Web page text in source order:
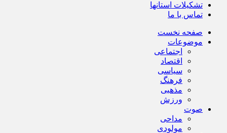
تشکیلات استانها
تماس با ما
صفحه نخست
موضوعات
اجتماعی
اقتصاد
سیاسی
فرهنگ
مذهبی
ورزش
صوت
مداحی
مولودی